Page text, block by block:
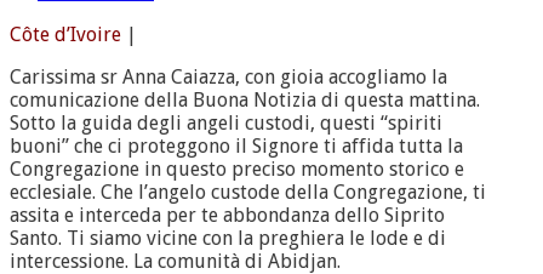
Côte d’Ivoire |
Carissima sr Anna Caiazza, con gioia accogliamo la
comunicazione della Buona Notizia di questa mattina.
Sotto la guida degli angeli custodi, questi “spiriti
buoni” che ci proteggono il Signore ti affida tutta la
Congregazione in questo preciso momento storico e
ecclesiale. Che l’angelo custode della Congregazione, ti
assita e interceda per te abbondanza dello Siprito
Santo. Ti siamo vicine con la preghiera le lode e di
intercessione. La comunità di Abidjan.